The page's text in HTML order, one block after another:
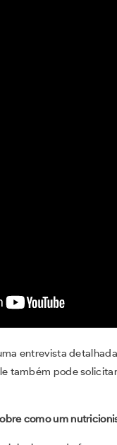
entrevista
também pode
como um